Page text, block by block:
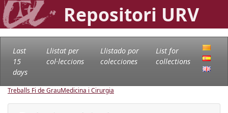
Repositori URV
Last
15
days
Llistat per
col·leccions
Llistado por
colecciones
List for
collections
Treballs Fi de GrauMedicina i Cirurgia